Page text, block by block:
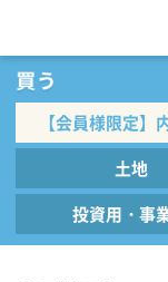
【会員様限定】
土地
投資用・事